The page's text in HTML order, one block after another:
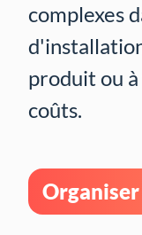
complexes
produit ou
coûts.